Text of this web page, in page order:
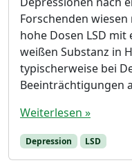
Forschenden
hohe Dosen LSD
weißen Substanz in
typischerweise bei
Beeinträchtigungen
Weiterlesen »
Depression LSD